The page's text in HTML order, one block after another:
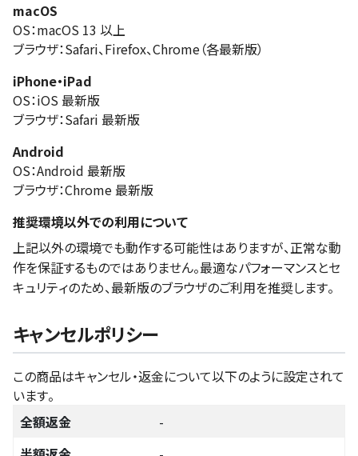
macOS
OS：macOS 13 以上
ブラウザ：Safari、Firefox、Chrome（各最新版）
iPhone・iPad
OS：iOS 最新版
ブラウザ：Safari 最新版
Android
OS：Android 最新版
ブラウザ：Chrome 最新版
推奨環境以外での利用について
上記以外の環境でも動作する可能性はありますが、正常な動
作を保証するものではありません。最適なパフォーマンスとセ
キュリティのため、最新版のブラウザのご利用を推奨します。
キャンセルポリシー
この商品はキャンセル・返金について以下のように設定されて
います。
全額返金
-